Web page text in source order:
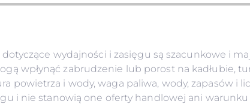
wydajności i zasięgu są szacunkowe i
wpłynąć zabrudzenie lub porost na kadłubie,
i wody, waga paliwa, wody, zapasów i
i nie stanowią one oferty handlowej ani warunku